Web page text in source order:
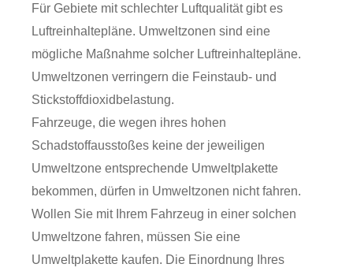
Für Gebiete mit schlechter Luftqualität gibt es
Luftreinhaltepläne. Umweltzonen sind eine
mögliche Maßnahme solcher Luftreinhaltepläne.
Umweltzonen verringern die Feinstaub- und
Stickstoffdioxidbelastung.
Fahrzeuge, die wegen ihres hohen
Schadstoffausstoßes keine der jeweiligen
Umweltzone entsprechende Umweltplakette
bekommen, dürfen in Umweltzonen nicht fahren.
Wollen Sie mit Ihrem Fahrzeug in einer solchen
Umweltzone fahren, müssen Sie eine
Umweltplakette kaufen. Die Einordnung Ihres